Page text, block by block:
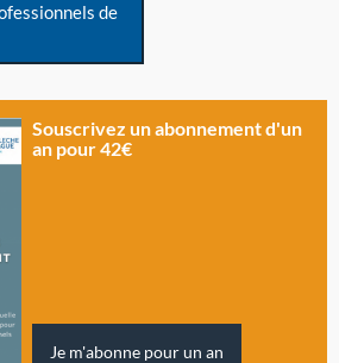
de
Souscrivez un abonnement d'un
an pour 42€
Je m'abonne pour un an